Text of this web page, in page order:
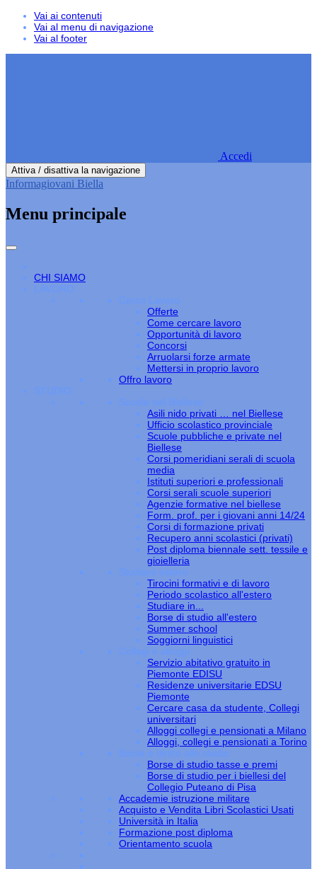
Vai ai contenuti
Vai al menu di navigazione
Vai al footer
Accedi
Attiva / disattiva la navigazione
Informagiovani Biella
Menu principale
CHI SIAMO
LAVORO
Cerco Lavoro
Offerte
Come cercare lavoro
Opportunità di lavoro
Concorsi
Arruolarsi forze armate
Mettersi in proprio lavoro
Offro lavoro
STUDIO
Scuole nel Biellese
Asili nido privati … nel Biellese
Ufficio scolastico provinciale
Scuole pubbliche e private nel
Biellese
Corsi pomeridiani serali di scuola
media
Istituti superiori e professionali
Corsi serali scuole superiori
Agenzie formative nel biellese
Form. prof. per i giovani anni 14/24
Corsi di formazione privati
Recupero anni scolastici (privati)
Post diploma biennale sett. tessile e
gioielleria
Studiare estero
Tirocini formativi e di lavoro
Periodo scolastico all'estero
Studiare in...
Borse di studio all'estero
Summer school
Soggiorni linguistici
Collegi e alloggi
Servizio abitativo gratuito in
Piemonte EDISU
Residenze universitarie EDSU
Piemonte
Cercare casa da studente, Collegi
universitari
Alloggi collegi e pensionati a Milano
Alloggi, collegi e pensionati a Torino
Borse e diritto allo studio
Borse di studio tasse e premi
Borse di studio per i biellesi del
Collegio Puteano di Pisa
Accademie istruzione militare
Acquisto e Vendita Libri Scolastici Usati
Università in Italia
Formazione post diploma
Orientamento scuola